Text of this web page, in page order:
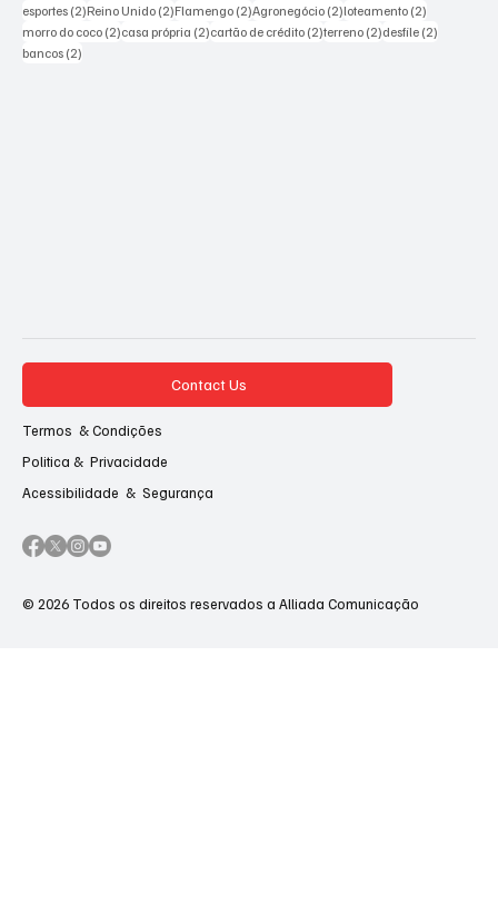
esportes (2)2 posts
Reino Unido (2)2 posts
Flamengo (2)2 posts
Agronegócio (2)2 posts
loteamento (2)
morro do coco (2)2 posts
casa própria (2)2 posts
cartão de crédito (2)2 posts
terreno (2)2 posts
desfile (2)
bancos (2)
Contact Us
Termos & Condições
Politica & Privacidade
Acessibilidade & Segurança
© 2026 Todos os direitos reservados a Alliada Comunicação